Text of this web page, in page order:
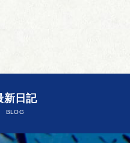
新日記
BLOG